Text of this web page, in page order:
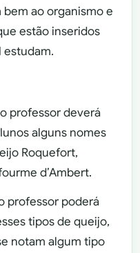
ao organismo e
estão inseridos
professor deverá
alguns nomes
Roquefort,
d’Ambert.
professor poderá
tipos de queijo,
notam algum tipo